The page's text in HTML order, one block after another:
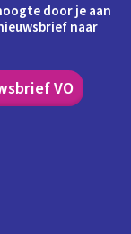
door je aan
naar
VO